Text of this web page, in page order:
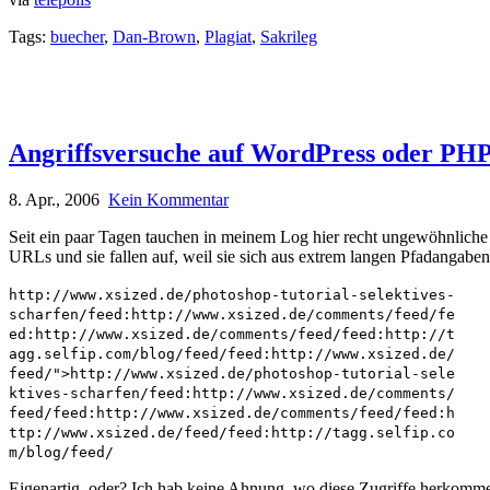
Tags: buecher, Dan-Brown, Plagiat, Sakrileg
Angriffsversuche auf WordPress oder
8. Apr., 2006 Kein Kommentar
Seit ein paar Tagen tauchen in meinem Log hier recht
URLs und sie fallen auf, weil sie sich aus extrem langen
http://www.xsized.de/photoshop-tutorial-selektives-
scharfen/feed:http://www.xsized.de/comments/feed/fe
ed:http://www.xsized.de/comments/feed/feed:http://t
agg.selfip.com/blog/feed/feed:http://www.xsized.de/
feed/">http://www.xsized.de/photoshop-tutorial-sele
ktives-scharfen/feed:http://www.xsized.de/comments/
feed/feed:http://www.xsized.de/comments/feed/feed:h
ttp://www.xsized.de/feed/feed:http://tagg.selfip.co
m/blog/feed/